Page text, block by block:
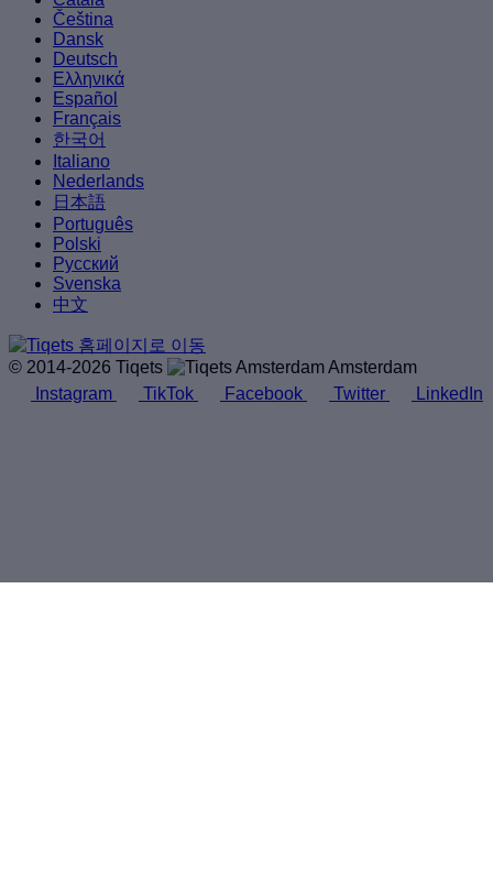
Čeština
Dansk
Deutsch
Ελληνικά
Español
Français
한국어
Italiano
Nederlands
日本語
Português
Polski
Русский
Svenska
中文
© 2014-2026 Tiqets
Amsterdam
Instagram
TikTok Facebook Twitter LinkedIn